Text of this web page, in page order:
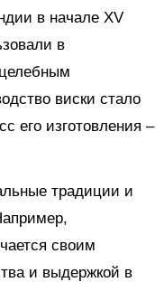
в начале XV
в
виски стало
его изготовления –
традиции и
своим
и выдержкой в